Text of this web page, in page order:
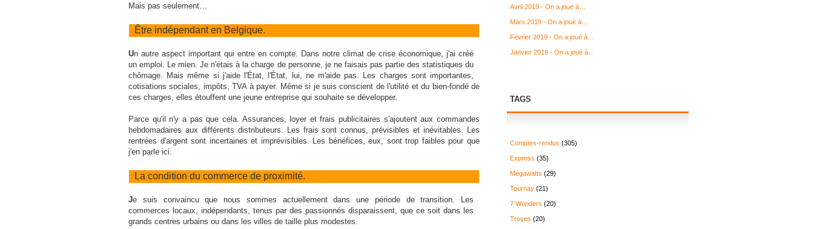
Mais pas seulement…
Être indépendant en Belgique.
Un autre aspect important qui entre en compte. Dans notre climat de crise économique, j'ai créé
un emploi. Le mien. Je n'étais à la charge de personne, je ne faisais pas partie des statistiques du
chômage. Mais même si j'aide l'État, l'État, lui, ne m'aide pas. Les charges sont importantes,
cotisations sociales, impôts, TVA à payer. Même si je suis conscient de l'utilité et du bien-fondé de
ces charges, elles étouffent une jeune entreprise qui souhaite se développer.
Parce qu'il n'y a pas que cela. Assurances, loyer et frais publicitaires s'ajoutent aux commandes
hebdomadaires aux différents distributeurs. Les frais sont connus, prévisibles et inévitables. Les
rentrées d'argent sont incertaines et imprévisibles. Les bénéfices, eux, sont trop faibles pour que
j'en parle ici.
La condition du commerce de proximité.
Je suis convaincu que nous sommes actuellement dans une période de transition. Les
commerces locaux, indépendants, tenus par des passionnés disparaissent, que ce soit dans les
grands centres urbains ou dans les villes de taille plus modestes.
Avril 2019 - On a joué à…
Mars 2019 - On a joué à…
Février 2019 - On a joué à…
Janvier 2019 - On a joué à…
TAGS
Comptes-rendus (305)
Express (35)
Mégawatts (29)
Tournay (21)
7 Wonders (20)
Troyes (20)